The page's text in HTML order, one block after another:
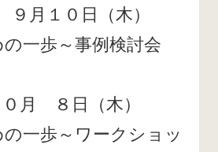
９月１０日（木）
の一歩～事例検討会
０月 ８日（木）
の一歩～ワークショッ